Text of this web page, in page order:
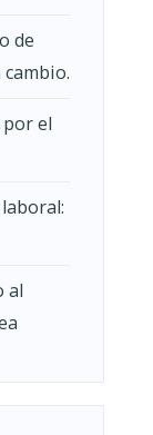
de
el
al